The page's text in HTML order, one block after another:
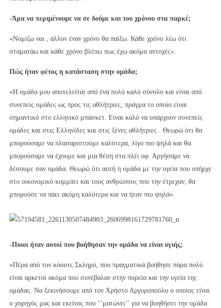
-Άρα να περιμένουμε να σε δούμε και του χρόνου στα παρκέ;
«Νομίζω ναι , άλλον έναν χρόνο θα παίξω. Κάθε χρόνο λέω ότι
σταματάω και κάθε χρόνο βλέπω πως έχω ακόμα αντοχές».
Πώς ήταν φέτος η κατάσταση στην ομάδα;
«Η ομάδα μου αποτελείται από ένα πολύ καλό σύνολο και είναι από
συνεπείς ομάδες ως προς τις αθλήτριες, πράγμα το οποίο είναι
σημαντικό στο ελληνικό μπάσκετ. Είναι καλό να υπάρχουν συνεπείς
ομάδες και στις Ελληνίδες και στις ξένες αθλήτριες . Θεωρώ ότι θα
μπορούσαμε να πλασαριστούμε καλύτερα, λίγο πιο ψηλά και θα
μπορούσαμε να έχουμε και μια θέση στα πλέι οφ. Αργήσαμε να
δέσουμε σαν ομάδα. Θεωρώ ότι αυτή η ομάδα με την υγεία που υπήρχε
στο οικονομικό κομμάτι και τους ανθρώπους που την έτρεχαν, θα
μπορούσε να πάει ακόμη καλύτερα και να ήταν πιο ψηλά».
-Ποιοι ήταν αυτοί που βοήθησαν την ομάδα να είναι υγιής;
«Πέρα από τον κόουτς Σκληρό, που πραγματικά βοήθησε πάρα πολύ
είναι αρκετοί ακόμα που συνέβαλαν στην πορεία και την υγεία της
ομάδας. Να ξεκινήσουμε από τον Χρήστο Αργυροπούλο ο οποίος είναι
ο χορηγός μας και εκείνος που ‘’ματώνει’’ για να βοηθήσει την ομάδα